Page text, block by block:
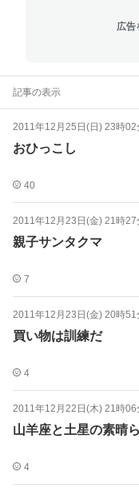
広告
記事の表示
2011年12月25日(日) 23時02
おひっこし
40
2011年12月23日(金) 21時27
親子サンタクマ
7
2011年12月23日(金) 20時51
買い物は訓練だ
4
2011年12月22日(木) 21時06
山羊座と土星の素晴
4